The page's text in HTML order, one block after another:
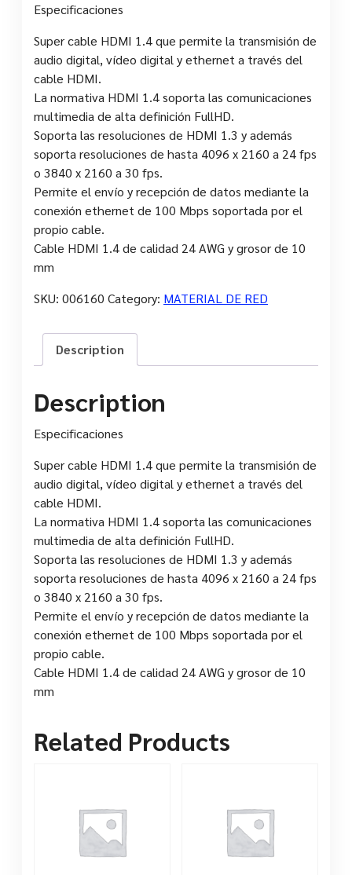
Especificaciones
Super cable HDMI 1.4 que permite la transmisión de
audio digital, vídeo digital y ethernet a través del
cable HDMI.
La normativa HDMI 1.4 soporta las comunicaciones
multimedia de alta definición FullHD.
Soporta las resoluciones de HDMI 1.3 y además
soporta resoluciones de hasta 4096 x 2160 a 24 fps
o 3840 x 2160 a 30 fps.
Permite el envío y recepción de datos mediante la
conexión ethernet de 100 Mbps soportada por el
propio cable.
Cable HDMI 1.4 de calidad 24 AWG y grosor de 10
mm
SKU: 006160 Category: MATERIAL DE RED
Description
Description
Especificaciones
Super cable HDMI 1.4 que permite la transmisión de
audio digital, vídeo digital y ethernet a través del
cable HDMI.
La normativa HDMI 1.4 soporta las comunicaciones
multimedia de alta definición FullHD.
Soporta las resoluciones de HDMI 1.3 y además
soporta resoluciones de hasta 4096 x 2160 a 24 fps
o 3840 x 2160 a 30 fps.
Permite el envío y recepción de datos mediante la
conexión ethernet de 100 Mbps soportada por el
propio cable.
Cable HDMI 1.4 de calidad 24 AWG y grosor de 10
mm
Related Products